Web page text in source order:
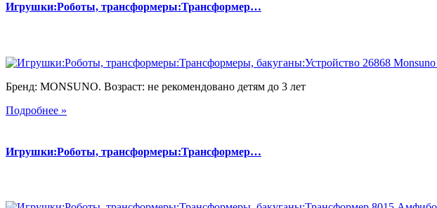
Игрушки:Роботы, трансформеры:Трансформер…
Бренд: MONSUNO. Возраст: не рекомендовано детям до 3 лет
Подробнее »
Игрушки:Роботы, трансформеры:Трансформер…